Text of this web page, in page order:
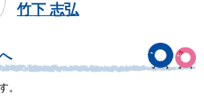
竹下 志弘
。